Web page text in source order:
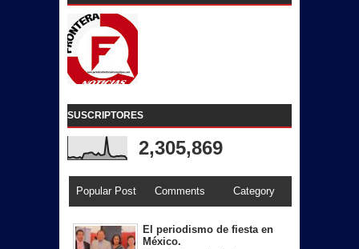
SUSCRIPTORES
2,305,869
Popular Post Comments Category
El periodismo de fiesta en
México.